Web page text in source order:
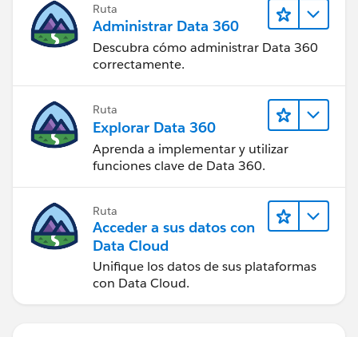
Ruta
Administrar Data 360
Descubra cómo administrar Data 360
correctamente.
Ruta
Explorar Data 360
Aprenda a implementar y utilizar
funciones clave de Data 360.
Ruta
Acceder a sus datos con
Data Cloud
Unifique los datos de sus plataformas
con Data Cloud.